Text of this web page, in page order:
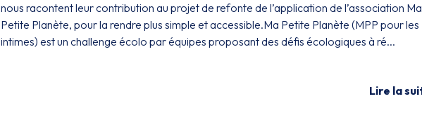
nous racontent leur contribution au projet de refonte de l’application de l’association Ma
Petite Planète, pour la rendre plus simple et accessible.Ma Petite Planète (MPP pour les
intimes) est un challenge écolo par équipes proposant des défis écologiques à ré...
Lire la